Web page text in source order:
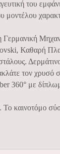
του
Καθαρή
τον χρυσό
360° με
καινοτόμο